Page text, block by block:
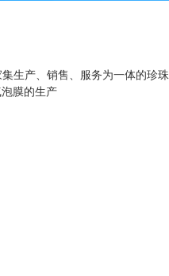
生产、销售、服务为一体的珍珠
膜的生产